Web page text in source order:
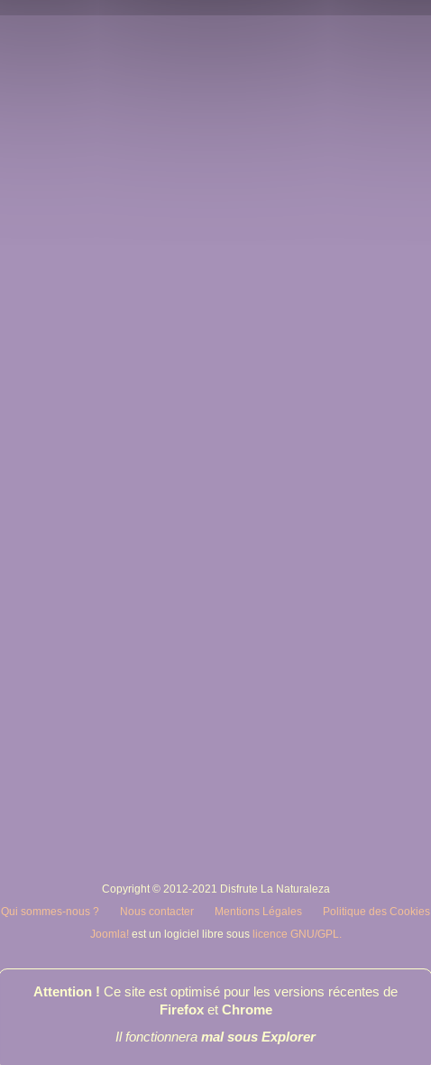
Copyright © 2012-2021 Disfrute La Naturaleza
Qui sommes-nous ?
Nous contacter Mentions Légales
Politique des Cookies
Joomla! est un logiciel libre sous licence GNU/GPL.
Attention ! Ce site est optimisé pour les versions récentes de
Firefoxet Chrome
Il fonctionnera mal sous Explorer